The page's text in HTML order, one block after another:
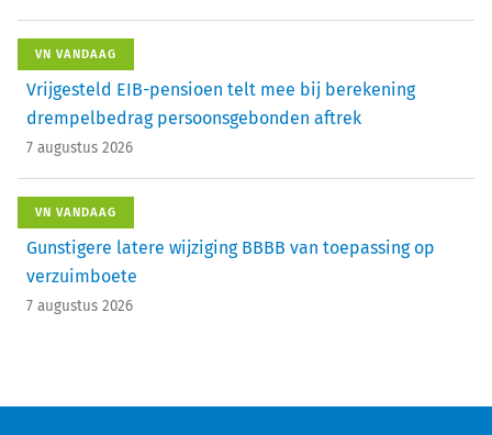
VN VANDAAG
Vrijgesteld EIB-pensioen telt mee bij berekening
drempelbedrag persoonsgebonden aftrek
7 augustus 2026
VN VANDAAG
Gunstigere latere wijziging BBBB van toepassing op
verzuimboete
7 augustus 2026